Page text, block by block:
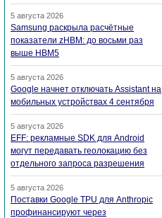
5 августа 2026
Samsung раскрыла расчётные
показатели zHBM: до восьми раз
выше HBM5
5 августа 2026
Google начнет отключать Assistant на
мобильных устройствах 4 сентября
5 августа 2026
EFF: рекламные SDK для Android
могут передавать геолокацию без
отдельного запроса разрешения
5 августа 2026
Поставки Google TPU для Anthropic
профинансируют через